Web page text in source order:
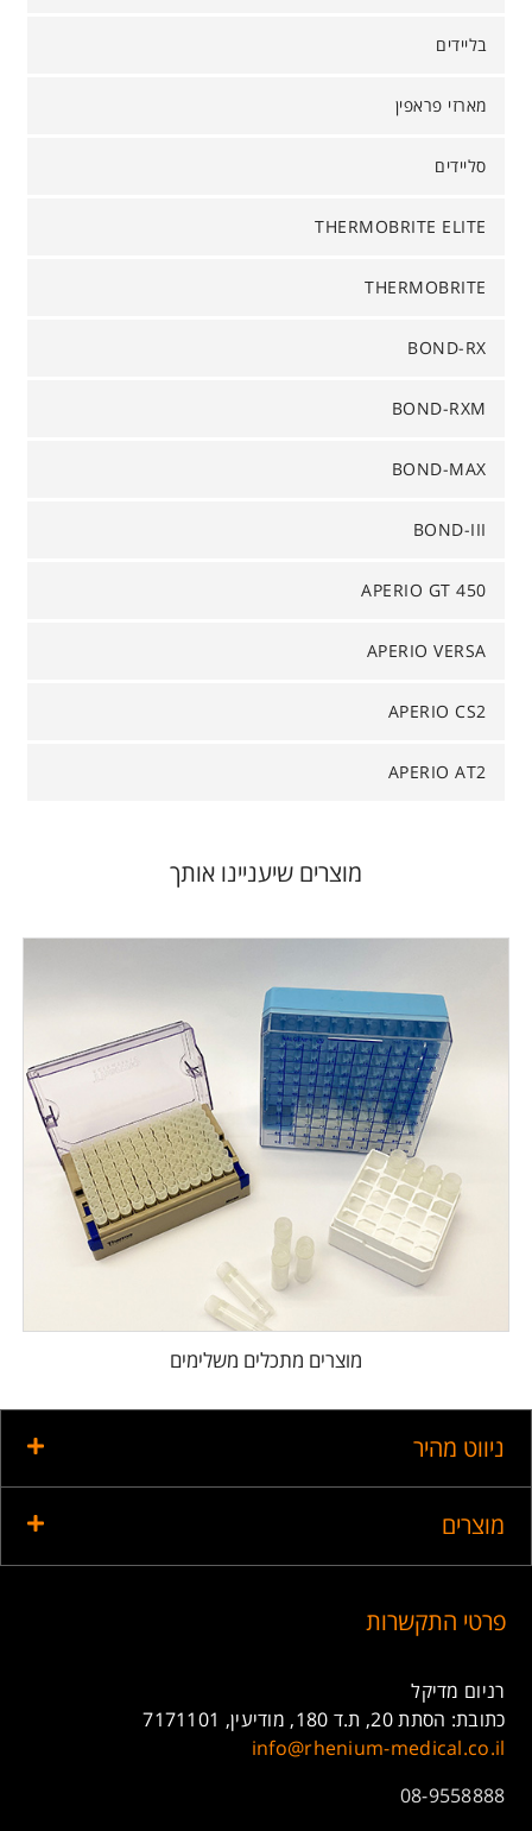
בליידים
מארזי פראפין
סליידים
THERMOBRITE ELITE
THERMOBRITE
BOND-RX
BOND-RXM
BOND-MAX
BOND-III
APERIO GT 450
APERIO VERSA
APERIO CS2
APERIO AT2
מוצרים שיעניינו אותך
מוצרים מתכלים משלימים
ניווט מהיר
מוצרים
פרטי התקשרות
רניום מדיקל
כתובת: הסתת 20, ת.ד 180, מודיעין, 7171101
info@rhenium-medical.co.il
08-9558888